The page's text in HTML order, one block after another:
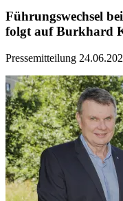
Führungswechsel
folgt auf Burkhard
Pressemitteilung